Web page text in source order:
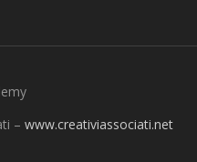
– www.creativiassociati.net